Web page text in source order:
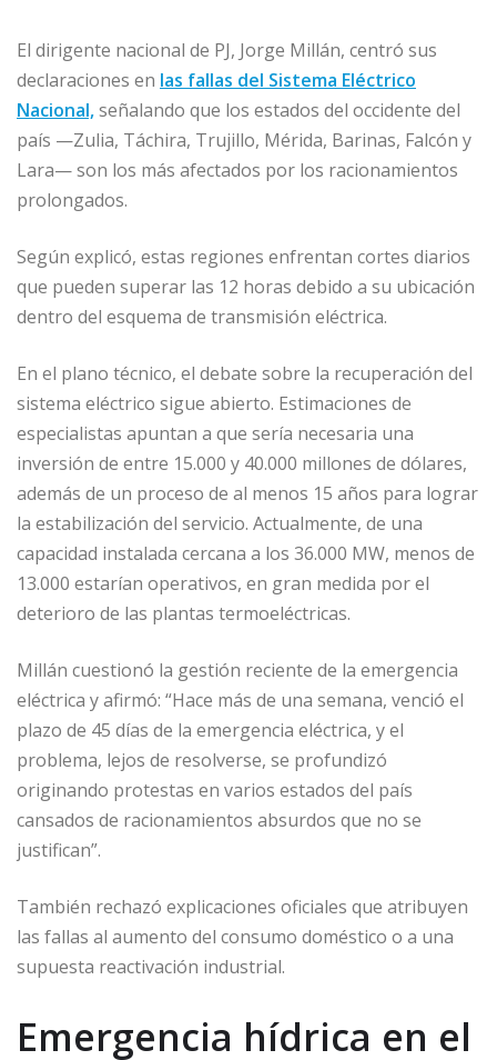
El dirigente nacional de PJ, Jorge Millán, centró sus
declaraciones en las fallas del Sistema Eléctrico
Nacional,señalando que los estados del occidente del
país —Zulia, Táchira, Trujillo, Mérida, Barinas, Falcón y
Lara— son los más afectados por los racionamientos
prolongados.
Según explicó, estas regiones enfrentan cortes diarios
que pueden superar las 12 horas debido a su ubicación
dentro del esquema de transmisión eléctrica.
En el plano técnico, el debate sobre la recuperación del
sistema eléctrico sigue abierto. Estimaciones de
especialistas apuntan a que sería necesaria una
inversión de entre 15.000 y 40.000 millones de dólares,
además de un proceso de al menos 15 años para lograr
la estabilización del servicio. Actualmente, de una
capacidad instalada cercana a los 36.000 MW, menos de
13.000 estarían operativos, en gran medida por el
deterioro de las plantas termoeléctricas.
Millán cuestionó la gestión reciente de la emergencia
eléctrica y afirmó: “Hace más de una semana, venció el
plazo de 45 días de la emergencia eléctrica, y el
problema, lejos de resolverse, se profundizó
originando protestas en varios estados del país
cansados de racionamientos absurdos que no se
justifican”.
También rechazó explicaciones oficiales que atribuyen
las fallas al aumento del consumo doméstico o a una
supuesta reactivación industrial.
Emergencia hídrica en el